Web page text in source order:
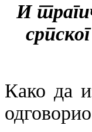
И
Како да